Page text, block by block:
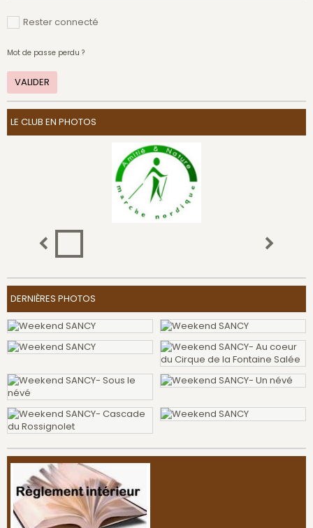
Rester connecté
Mot de passe perdu ?
VALIDER
LE CLUB EN PHOTOS
DERNIÈRES PHOTOS